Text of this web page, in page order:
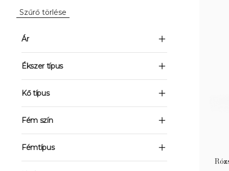
Szűrő törlése
Ár
Ékszer típus
Kő típus
Fém szín
Fémtípus